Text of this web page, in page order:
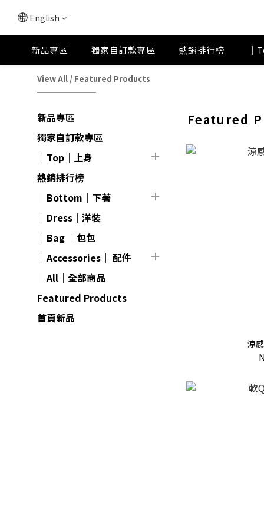
English
新品專區 獨家自訂款專區 熱銷排行榜 ｜
View All / Featured Products
新品專區
獨家自訂款專區
｜Top｜上身
熱銷排行榜
｜Bottom｜下著
｜Dress｜洋裝
｜Bag ｜包包
｜Accessories｜ 配件
｜All｜全部商品
Featured Products
首頁新品
Featured
涼